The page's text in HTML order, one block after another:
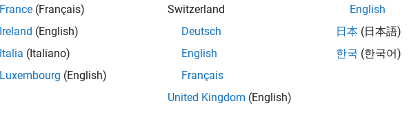
France (Français)
Ireland (English)
Italia (Italiano)
Luxembourg (English)
Switzerland
Deutsch
English
Français
United Kingdom (English)
English
日本 (日本語)
한국 (한국어)